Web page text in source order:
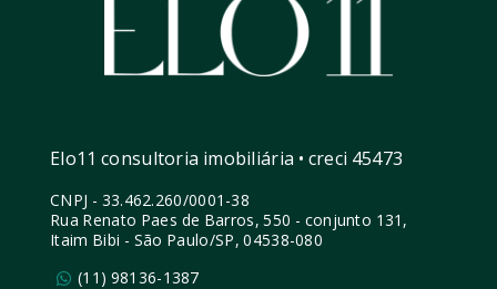
Elo11 consultoria imobiliária • creci 45473
CNPJ - 33.462.260/0001-38
Rua Renato Paes de Barros, 550 - conjunto 131,
Itaim Bibi - São Paulo/SP, 04538-080
(11) 98136-1387